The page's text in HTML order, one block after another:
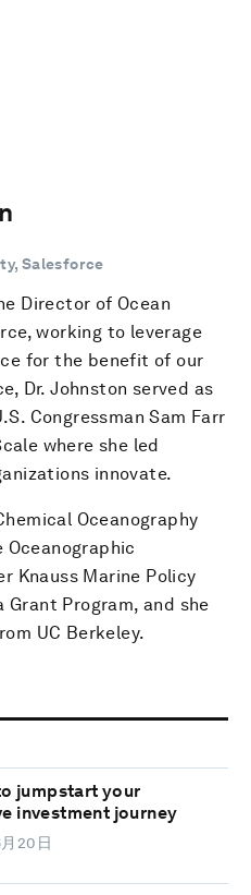
Salesforce
Director of Ocean
working to leverage
for the benefit of our
Dr. Johnston served as
Congressman Sam Farr
where she led
innovate.
Oceanography
Oceanographic
Knauss Marine Policy
Grant Program, and she
UC Berkeley.
jumpstart your
investment journey
20日